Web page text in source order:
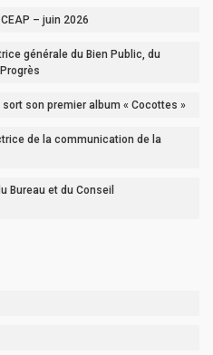
– juin 2026
générale du Bien Public, du
son premier album « Cocottes »
de la communication de la
Bureau et du Conseil